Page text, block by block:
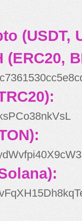
(USDT,
(ERC20,